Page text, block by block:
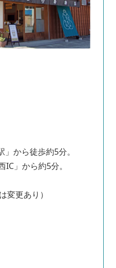
」から徒歩約5分。
IC」から約5分。
変更あり）